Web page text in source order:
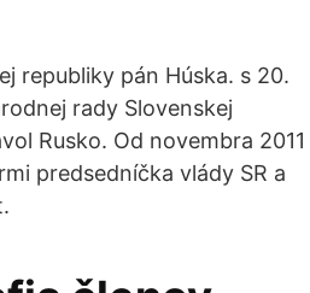
republiky pán Húska. s 20.
rady Slovenskej
Rusko. Od novembra 2011
predsedníčka vlády SR a